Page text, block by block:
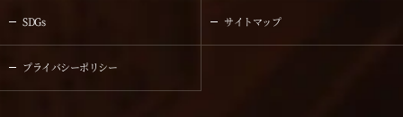
SDGs サイトマップ
プライバシーポリシー